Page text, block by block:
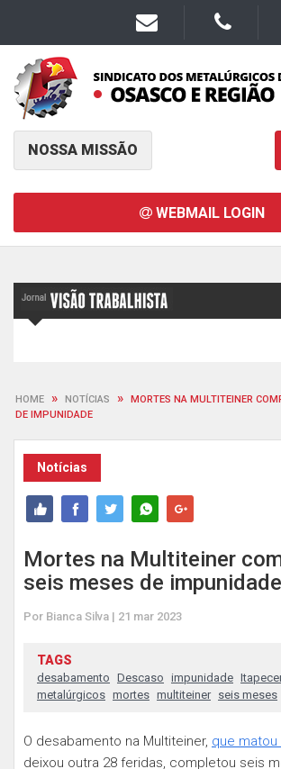
NOSSA MISSÃO
WEBMAIL LOGIN
HOME » NOTÍCIAS »
MORTES NA MULTITEINER
DE IMPUNIDADE
Notícias
Mortes na Multiteiner
seis meses de impunidade
Por Bianca Silva | 21 mar 2023
TAGS
desabamento Descaso impunidade
metalúrgicos mortes multiteiner seis meses
O desabamento na Multiteiner, que
deixou outra 28 feridas, completou seis